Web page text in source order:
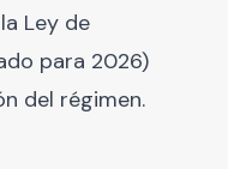
Ley de
para 2026)
del régimen.